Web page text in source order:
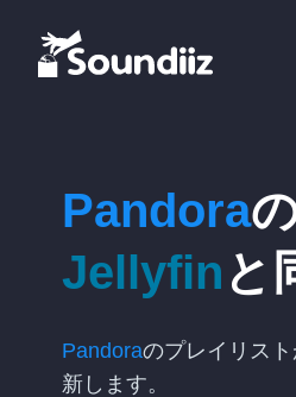
Pandora
Jellyfin と
Pandoraのプレイリスト
新します。